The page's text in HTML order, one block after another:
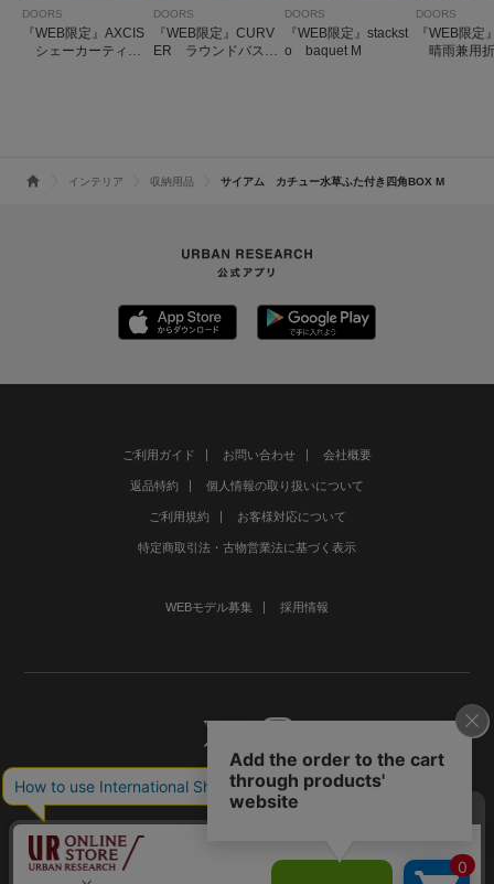
DOORS
『WEB限定』AXCIS
シェーカーティッ
DOORS
『WEB限定』CURV
ER ラウンドバスケ
DOORS
『WEB限定』stackst
o baquet M
DOORS
『WEB限定
晴雨兼用
インテリア 収納用品 サイアム カチュー水草ふた付き四角BOX M
ご利用ガイド お問い合わせ 会社概要
返品特約 個人情報の取り扱いについて
ご利用規約 お客様対応について
特定商取引法・古物営業法に基づく表示
WEBモデル募集 採用情報